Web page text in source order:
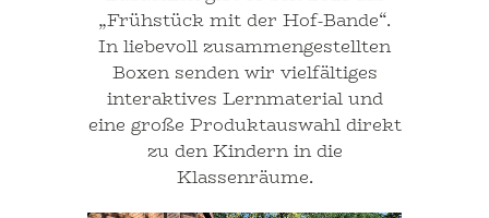
„Frühstück mit der Hof-Bande“.
In liebevoll zusammengestellten
Boxen senden wir vielfältiges
interaktives Lernmaterial und
eine große Produktauswahl direkt
zu den Kindern in die
Klassenräume.